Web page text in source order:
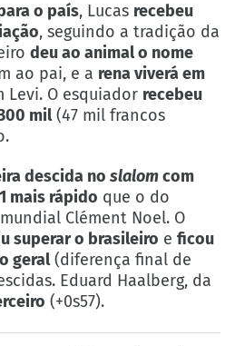
o país, Lucas recebeu
, seguindo a tradição da
deu ao animal o nome
ao pai, e a rena viverá em
Levi. O esquiador recebeu
mil(47 mil francos
descida no slalomcom
mais rápido que o do
Clément Noel. O
superar o brasileiro e ficou
geral(diferença final de
Eduard Haalberg, da
(+0s57).